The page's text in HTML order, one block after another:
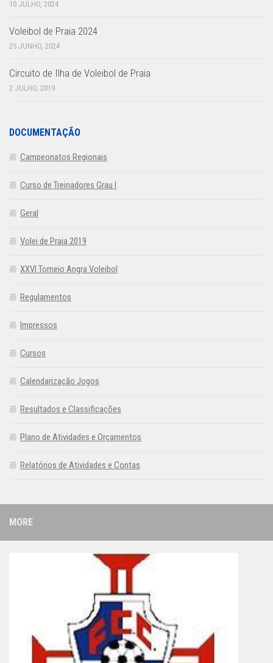
10 JULHO, 2024
Voleibol de Praia 2024
25 JUNHO, 2024
Circuito de Ilha de Voleibol de Praia
2 JULHO, 2019
DOCUMENTAÇÃO
Campeonatos Regionais
Curso de Treinadores Grau I
Geral
Volei de Praia 2019
XXVI Torneio Angra Voleibol
Regulamentos
Impressos
Cursos
Calendarização Jogos
Resultados e Classificações
Plano de Atividades e Orçamentos
Relatórios de Atividades e Contas
MORE